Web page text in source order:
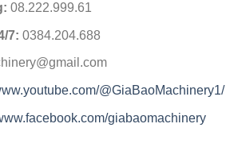
08.222.999.61
7: 0384.204.688
@GiaBaoMachinery1/
giabaomachinery